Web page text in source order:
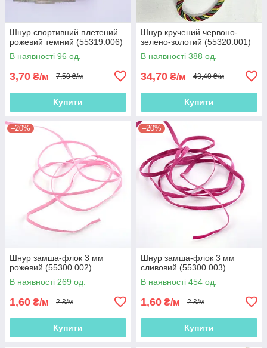
Шнур спортивний плетений
рожевий темний (55319.006)
В наявності 96 од.
3,70 ₴/м 7,50 ₴/м
Купити
Шнур кручений червоно-
зелено-золотий (55320.001)
В наявності 388 од.
34,70 ₴/м 43,40 ₴/м
Купити
–20%
Шнур замша-флок 3 мм
рожевий (55300.002)
В наявності 269 од.
1,60 ₴/м 2 ₴/м
Купити
–20%
Шнур замша-флок 3 мм
сливовий (55300.003)
В наявності 454 од.
1,60 ₴/м 2 ₴/м
Купити